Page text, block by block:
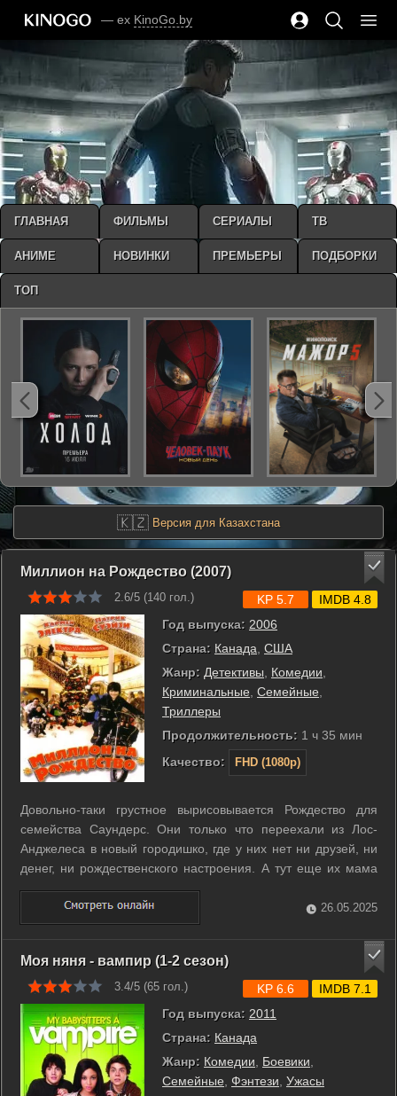
— ex KinoGo.by
🇰🇿 Версия для Казахстана
Миллион на Рождество (2007)
2.6/5 (140 гол.)
Год выпуска: 2006
Страна: Канада США
Жанр: Детективы Комедии
Криминальные Семейные
Триллеры
Продолжительность: 1 ч 35 мин
Качество:
FHD (1080p)
KP 5.7 IMDB 4.8
Довольно-таки грустное вырисовывается Рождество для
семейства Саундерс. Они только что переехали из Лос-
Анджелеса в новый городишко, где у них нет ни друзей, ни
денег, ни рождественского настроения. А тут еще их мама
«застревает» в аэропорту из-за отложенного рейса и
рождественский шопинг падает на плечи папы и детей... r r
И вдруг 12-летний ...
26.05.2025
Моя няня - вампир (1-2 сезон)
3.4/5 (65 гол.)
Год выпуска: 2011
Страна: Канада
Жанр: Комедии Боевики
Семейные Фэнтези Ужасы
KP 6.6 IMDB 7.1
ГЛАВНАЯ ФИЛЬМЫ СЕРИАЛЫ ТВ
АНИМЕ НОВИНКИ ПРЕМЬЕРЫ ПОДБОРКИ
ТОП